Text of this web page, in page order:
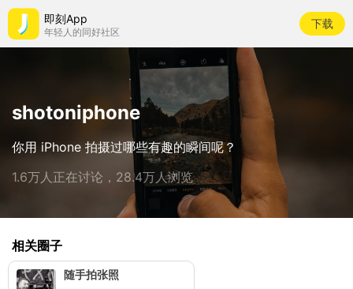
即刻App
年轻人的同好社区
下载
shotoniphone
你用 iPhone 拍摄过哪些有趣的瞬间呢？
1.6万人正在讨论，28.4万人浏览
相关圈子
随手拍张照